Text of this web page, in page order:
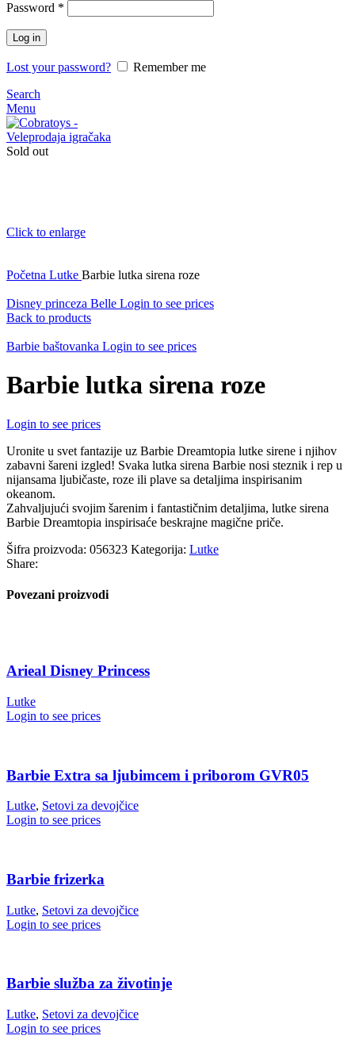
Password *
Log in
Lost your password?
Remember me
Search
Menu
Sold out
Click to enlarge
Početna Lutke Barbie lutka sirena roze
Disney princeza Belle Login to see prices
Back to products
Barbie baštovanka Login to see prices
Barbie lutka sirena roze
Login to see prices
Uronite u svet fantazije uz Barbie Dreamtopia lutke sirene i njihov
zabavni šareni izgled! Svaka lutka sirena Barbie nosi steznik i rep u
nijansama ljubičaste, roze ili plave sa detaljima inspirisanim
okeanom.
Zahvaljujući svojim šarenim i fantastičnim detaljima, lutke sirena
Barbie Dreamtopia inspirisaće beskrajne magične priče.
Šifra proizvoda: 056323 Kategorija: Lutke
Share:
Povezani proizvodi
Arieal Disney Princess
Lutke
Login to see prices
Barbie Extra sa ljubimcem i priborom GVR05
Lutke, Setovi za devojčice
Login to see prices
Barbie frizerka
Lutke, Setovi za devojčice
Login to see prices
Barbie služba za životinje
Lutke, Setovi za devojčice
Login to see prices